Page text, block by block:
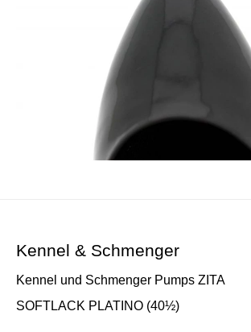
Kennel & Schmenger
Kennel und Schmenger Pumps ZITA
SOFTLACK PLATINO (40½)